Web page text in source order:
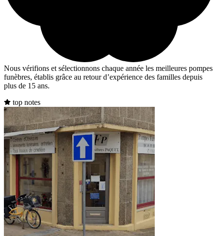
Nous vérifions et sélectionnons chaque année les meilleures pompes
funèbres, établis grâce au retour d’expérience des familles depuis
plus de 15 ans.
top notes